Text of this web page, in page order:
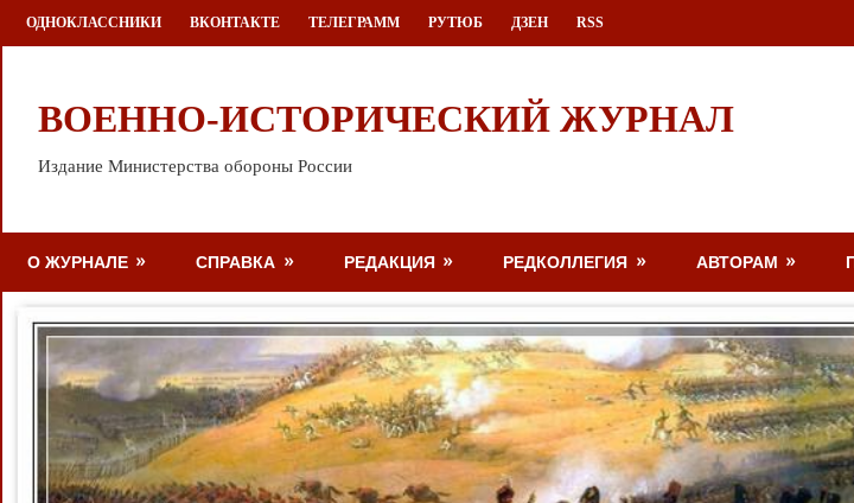
Перейти
к
ОДНОКЛАССНИКИ ВКОНТАКТЕ ТЕЛЕГРАММ РУТЮБ ДЗЕН RSS
ВОЕННО-ИСТОРИЧЕСКИЙ ЖУРНАЛ
Издание Министерства обороны России
О ЖУРНАЛЕ СПРАВКА РЕДАКЦИЯ РЕДКОЛЛЕГИЯ АВТОРАМ